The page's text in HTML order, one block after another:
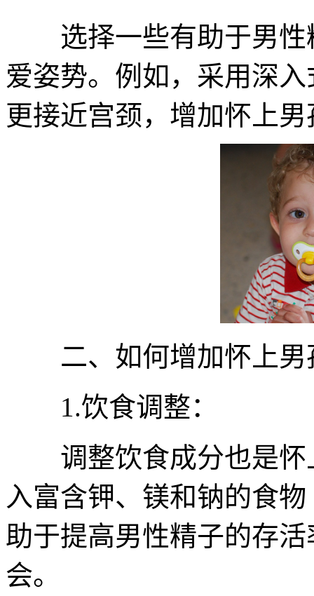
选择一些有助于男性
爱姿势。例如，采用深
更接近宫颈，增加怀上
二、如何增加怀上男
1.饮食调整：
调整饮食成分也是怀
入富含钾、镁和钠的食
助于提高男性精子的存
会。